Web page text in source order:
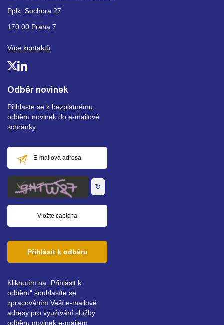
Odběr novinek
Přihlaste se k bezplatnému
odběru novinek do e-mailové
schránky.
mailová
adresa
↻
Přihlásit k odběru
Kliknutím na „Přihlásit k
odběru“ souhlasíte se
zpracováním Vaší e-mailové
adresy pro využívání služby
odběru novinek e-mailem.
Pplk. Sochora 27
170 00 Praha 7
Více kontaktů